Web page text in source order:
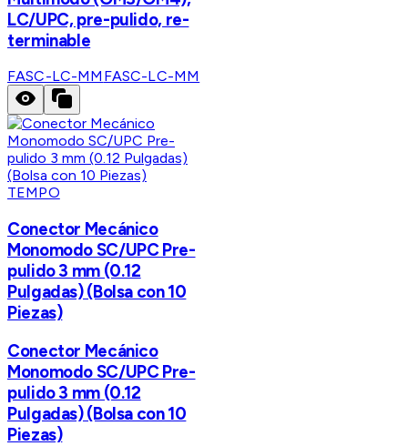
LC/UPC, pre-pulido, re-
terminable
FASC-LC-MM FASC-LC-MM
TEMPO
Conector Mecánico
Monomodo SC/UPC Pre-
pulido 3 mm (0.12
Pulgadas) (Bolsa con 10
Piezas)
Conector Mecánico
Monomodo SC/UPC Pre-
pulido 3 mm (0.12
Pulgadas) (Bolsa con 10
Piezas)